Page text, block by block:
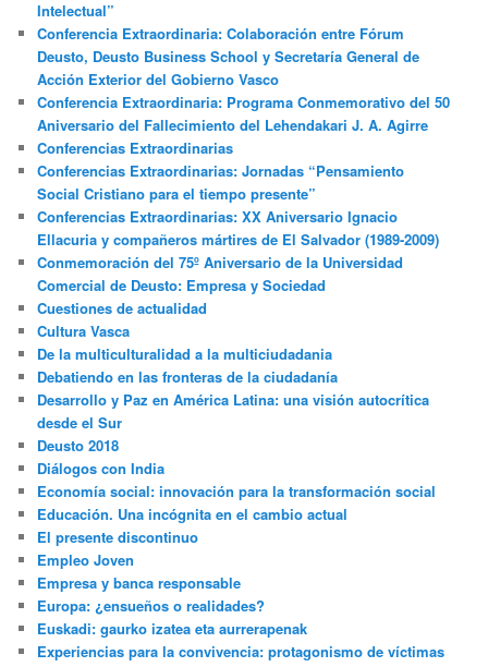
Intelectual”
Conferencia Extraordinaria: Colaboración entre Fórum
Deusto, Deusto Business School y Secretaría General de
Acción Exterior del Gobierno Vasco
Conferencia Extraordinaria: Programa Conmemorativo del 50
Aniversario del Fallecimiento del Lehendakari J. A. Agirre
Conferencias Extraordinarias
Conferencias Extraordinarias: Jornadas “Pensamiento
Social Cristiano para el tiempo presente”
Conferencias Extraordinarias: XX Aniversario Ignacio
Ellacuria y compañeros mártires de El Salvador (1989-2009)
Conmemoración del 75º Aniversario de la Universidad
Comercial de Deusto: Empresa y Sociedad
Cuestiones de actualidad
Cultura Vasca
De la multiculturalidad a la multiciudadania
Debatiendo en las fronteras de la ciudadanía
Desarrollo y Paz en América Latina: una visión autocrítica
desde el Sur
Deusto 2018
Diálogos con India
Economía social: innovación para la transformación social
Educación. Una incógnita en el cambio actual
El presente discontinuo
Empleo Joven
Empresa y banca responsable
Europa: ¿ensueños o realidades?
Euskadi: gaurko izatea eta aurrerapenak
Experiencias para la convivencia: protagonismo de víctimas